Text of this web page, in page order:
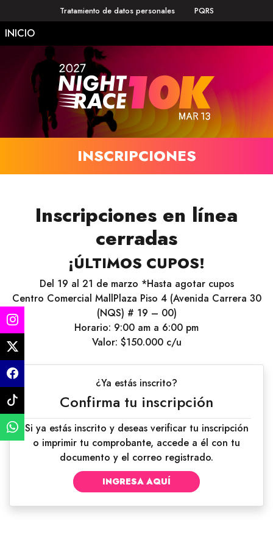
Tratamiento de datos personales PQRS
INICIO
INSCRIPCIONES
Inscripciones en línea
cerradas
¡ÚLTIMOS CUPOS!
Del 19 al 21 de marzo *Hasta agotar cupos
Centro Comercial MallPlaza Piso 4 (Avenida Carrera 30
(NQS) # 19 – 00)
Horario: 9:00 am a 6:00 pm
Valor: $150.000 c/u
¿Ya estás inscrito?
Confirma tu inscripción
Si ya estás inscrito y deseas verificar tu inscripción
o imprimir tu comprobante, accede a él con tu
documento y el correo registrado.
INGRESA AQUÍ